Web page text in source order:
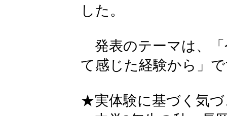
した。
発表のテーマは、「
て感じた経験から」
★実体験に基づく気